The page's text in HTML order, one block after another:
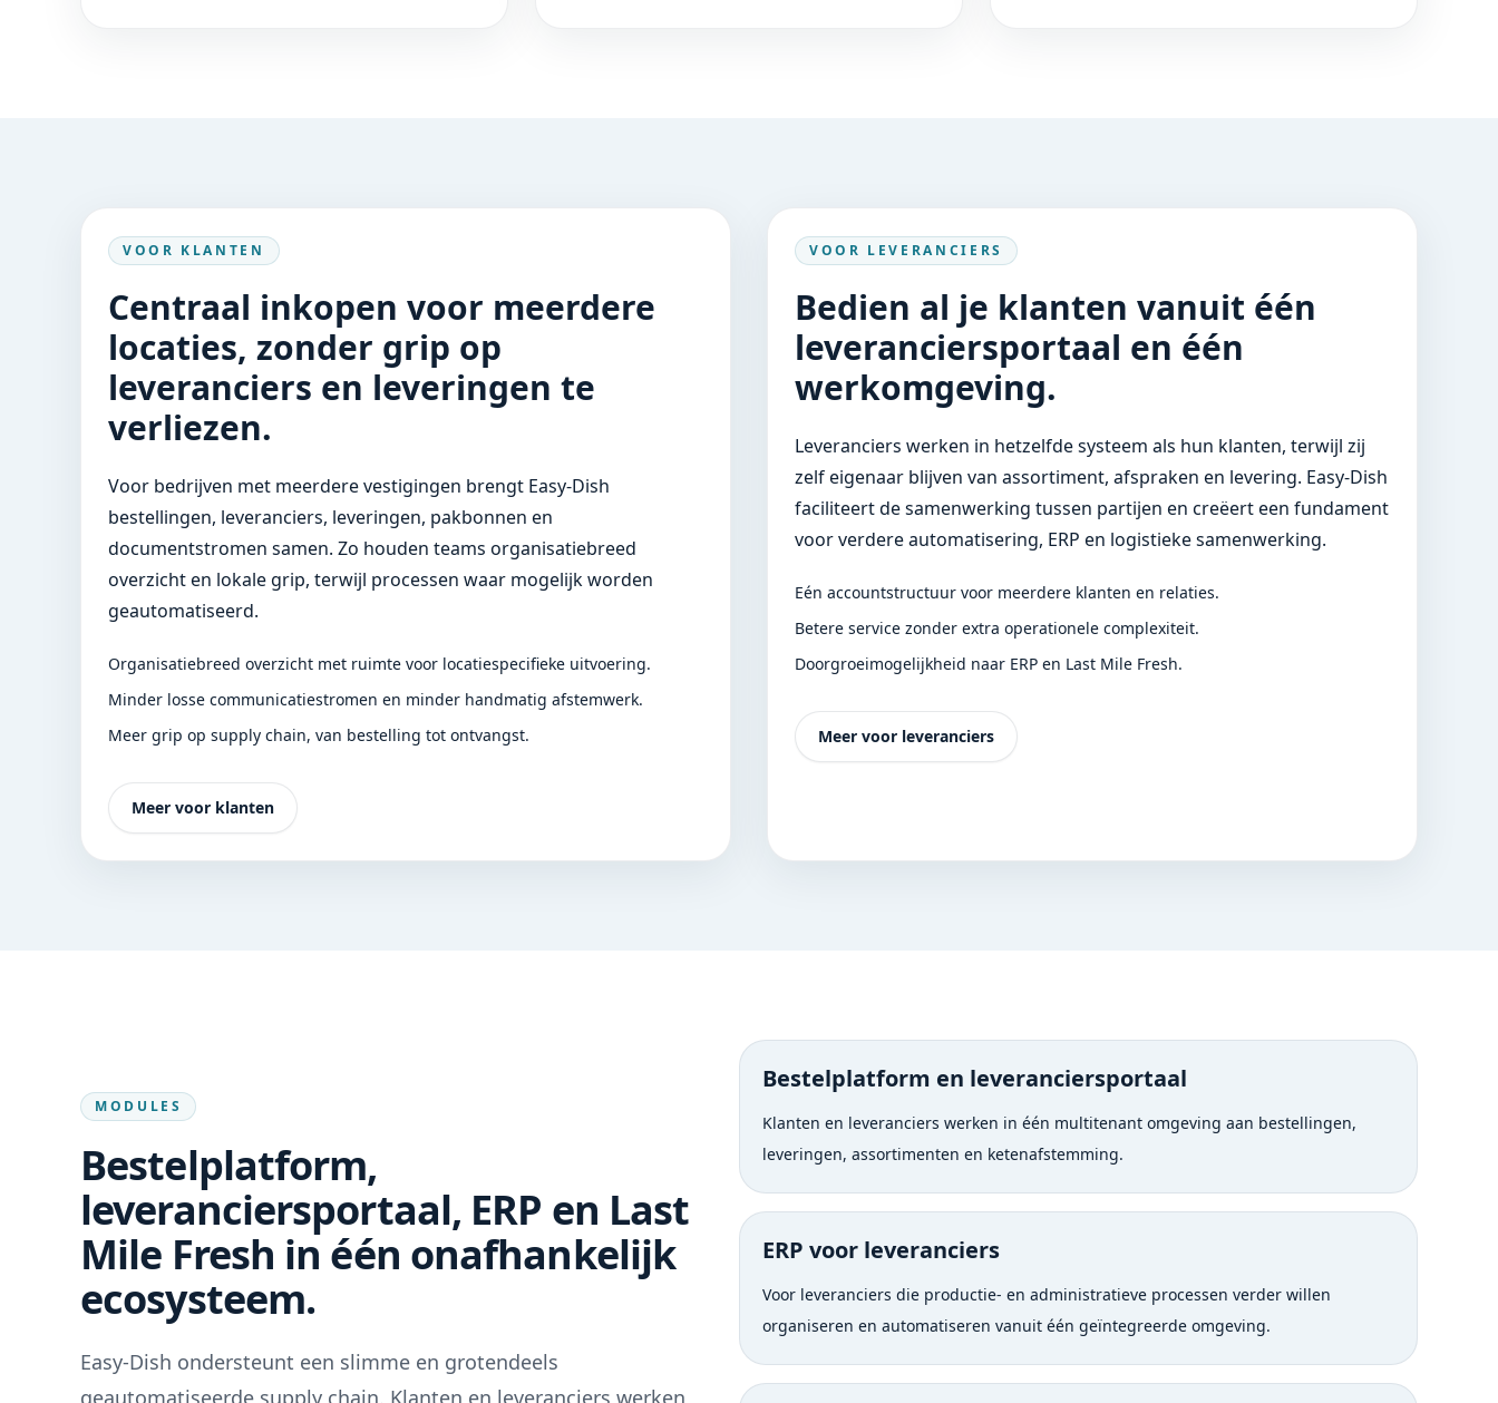
VOOR KLANTEN
Centraal inkopen voor meerdere
locaties, zonder grip op
leveranciers en leveringen te
verliezen.
Voor bedrijven met meerdere vestigingen brengt Easy-Dish
bestellingen, leveranciers, leveringen, pakbonnen en
documentstromen samen. Zo houden teams organisatiebreed
overzicht en lokale grip, terwijl processen waar mogelijk worden
geautomatiseerd.
Organisatiebreed overzicht met ruimte voor locatiespecifieke uitvoering.
Minder losse communicatiestromen en minder handmatig afstemwerk.
Meer grip op supply chain, van bestelling tot ontvangst.
Meer voor klanten
VOOR LEVERANCIERS
Bedien al je klanten vanuit één
leveranciersportaal en één
werkomgeving.
Leveranciers werken in hetzelfde systeem als hun klanten, terwijl zij
zelf eigenaar blijven van assortiment, afspraken en levering. Easy-Dish
faciliteert de samenwerking tussen partijen en creëert een fundament
voor verdere automatisering, ERP en logistieke samenwerking.
Eén accountstructuur voor meerdere klanten en relaties.
Betere service zonder extra operationele complexiteit.
Doorgroeimogelijkheid naar ERP en Last Mile Fresh.
Meer voor leveranciers
MODULES
Bestelplatform,
leveranciersportaal, ERP en Last
Mile Fresh in één onafhankelijk
ecosysteem.
Easy-Dish ondersteunt een slimme en grotendeels
geautomatiseerde supply chain. Klanten en leveranciers werken
Bestelplatform en leveranciersportaal
Klanten en leveranciers werken in één multitenant omgeving aan bestellingen,
leveringen, assortimenten en ketenafstemming.
ERP voor leveranciers
Voor leveranciers die productie- en administratieve processen verder willen
organiseren en automatiseren vanuit één geïntegreerde omgeving.